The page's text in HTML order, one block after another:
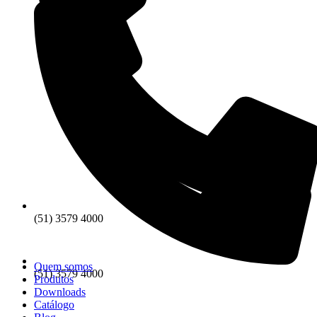
(51) 3579 4000
(51) 3579 4000
Quem somos
Produtos
Downloads
Catálogo